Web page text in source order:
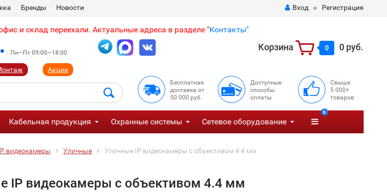
Бренды Новости Вход Регистрация
и склад переехали. Актуальные адреса в разделе "Контакты"
Пн—Пт 09:00—18:00
Акции
Корзина 0 0 руб.
Бесплатная
доставка от
50 000 руб.
Доступные
способы
оплаты
Свыше
5 000+
товаров
Кабельная продукция Охранные системы Сетевое оборудование
6
видеокамеры Уличные Уличные IP видеокамеры с объективом 4.4 мм
IP видеокамеры с объективом 4.4 мм